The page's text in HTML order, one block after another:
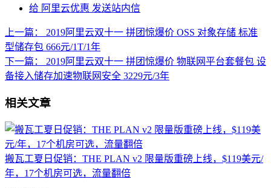
给 阿里云优惠 发送站内信
上一篇：
2019阿里云双十一 拼团惊爆价 OSS 对象存储 标准
型储存包 666元/1T/1年
下一篇：
2019阿里云双十一 拼团惊爆价 物联网平台套餐包 设
备接入储存加速物联网安全 3229元/3年
相关文章
搬瓦工夏日促销：THE PLAN v2 限量版重磅上线，$119美元/
年，17个机房可选，流量翻倍